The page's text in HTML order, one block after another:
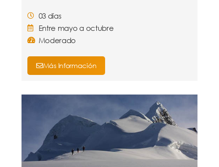
03 días
Entre mayo a octubre
Moderado
Más Información